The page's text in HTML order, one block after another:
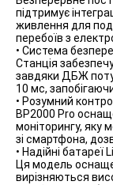
підтримує
живлення для
перебоїв з
• Система
Станція
завдяки ДБЖ
10 мс,
• Розумний
BP2000 Pro
моніторингу, яку
зі смартфона,
• Надійні батареї
Ця модель
вирізняються